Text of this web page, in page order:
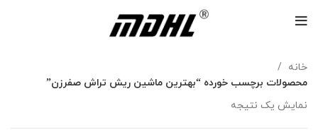
خانه
محصولات برچسب خورده “بهترین ماشین ریش تراش صفرزن”
نمایش یک نتیجه